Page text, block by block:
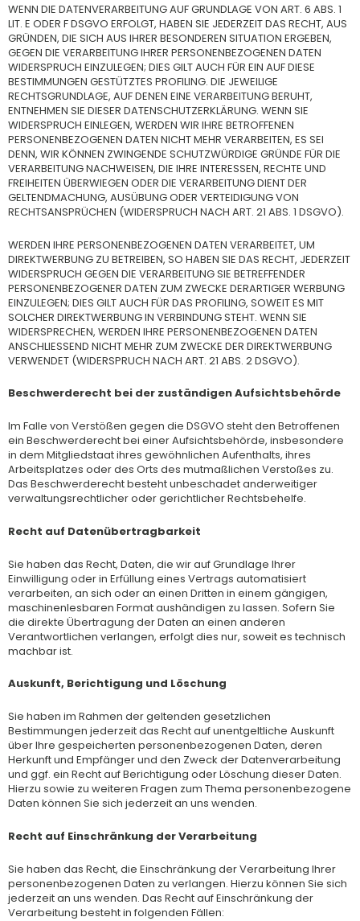
WENN DIE DATENVERARBEITUNG AUF GRUNDLAGE VON ART. 6 ABS. 1
LIT. E ODER F DSGVO ERFOLGT, HABEN SIE JEDERZEIT DAS RECHT, AUS
GRÜNDEN, DIE SICH AUS IHRER BESONDEREN SITUATION ERGEBEN,
GEGEN DIE VERARBEITUNG IHRER PERSONENBEZOGENEN DATEN
WIDERSPRUCH EINZULEGEN; DIES GILT AUCH FÜR EIN AUF DIESE
BESTIMMUNGEN GESTÜTZTES PROFILING. DIE JEWEILIGE
RECHTSGRUNDLAGE, AUF DENEN EINE VERARBEITUNG BERUHT,
ENTNEHMEN SIE DIESER DATENSCHUTZERKLÄRUNG. WENN SIE
WIDERSPRUCH EINLEGEN, WERDEN WIR IHRE BETROFFENEN
PERSONENBEZOGENEN DATEN NICHT MEHR VERARBEITEN, ES SEI
DENN, WIR KÖNNEN ZWINGENDE SCHUTZWÜRDIGE GRÜNDE FÜR DIE
VERARBEITUNG NACHWEISEN, DIE IHRE INTERESSEN, RECHTE UND
FREIHEITEN ÜBERWIEGEN ODER DIE VERARBEITUNG DIENT DER
GELTENDMACHUNG, AUSÜBUNG ODER VERTEIDIGUNG VON
RECHTSANSPRÜCHEN (WIDERSPRUCH NACH ART. 21 ABS. 1 DSGVO).
WERDEN IHRE PERSONENBEZOGENEN DATEN VERARBEITET, UM
DIREKTWERBUNG ZU BETREIBEN, SO HABEN SIE DAS RECHT, JEDERZEIT
WIDERSPRUCH GEGEN DIE VERARBEITUNG SIE BETREFFENDER
PERSONENBEZOGENER DATEN ZUM ZWECKE DERARTIGER WERBUNG
EINZULEGEN; DIES GILT AUCH FÜR DAS PROFILING, SOWEIT ES MIT
SOLCHER DIREKTWERBUNG IN VERBINDUNG STEHT. WENN SIE
WIDERSPRECHEN, WERDEN IHRE PERSONENBEZOGENEN DATEN
ANSCHLIESSEND NICHT MEHR ZUM ZWECKE DER DIREKTWERBUNG
VERWENDET (WIDERSPRUCH NACH ART. 21 ABS. 2 DSGVO).
Beschwerderecht bei der zuständigen Aufsichtsbehörde
Im Falle von Verstößen gegen die DSGVO steht den Betroffenen
ein Beschwerderecht bei einer Aufsichtsbehörde, insbesondere
in dem Mitgliedstaat ihres gewöhnlichen Aufenthalts, ihres
Arbeitsplatzes oder des Orts des mutmaßlichen Verstoßes zu.
Das Beschwerderecht besteht unbeschadet anderweitiger
verwaltungsrechtlicher oder gerichtlicher Rechtsbehelfe.
Recht auf Datenübertragbarkeit
Sie haben das Recht, Daten, die wir auf Grundlage Ihrer
Einwilligung oder in Erfüllung eines Vertrags automatisiert
verarbeiten, an sich oder an einen Dritten in einem gängigen,
maschinenlesbaren Format aushändigen zu lassen. Sofern Sie
die direkte Übertragung der Daten an einen anderen
Verantwortlichen verlangen, erfolgt dies nur, soweit es technisch
machbar ist.
Auskunft, Berichtigung und Löschung
Sie haben im Rahmen der geltenden gesetzlichen
Bestimmungen jederzeit das Recht auf unentgeltliche Auskunft
über Ihre gespeicherten personenbezogenen Daten, deren
Herkunft und Empfänger und den Zweck der Datenverarbeitung
und ggf. ein Recht auf Berichtigung oder Löschung dieser Daten.
Hierzu sowie zu weiteren Fragen zum Thema personenbezogene
Daten können Sie sich jederzeit an uns wenden.
Recht auf Einschränkung der Verarbeitung
Sie haben das Recht, die Einschränkung der Verarbeitung Ihrer
personenbezogenen Daten zu verlangen. Hierzu können Sie sich
jederzeit an uns wenden. Das Recht auf Einschränkung der
Verarbeitung besteht in folgenden Fällen: